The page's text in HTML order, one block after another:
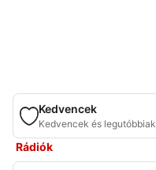
Kedvencek
Kedvencek és legutóbbiak
Rádiók